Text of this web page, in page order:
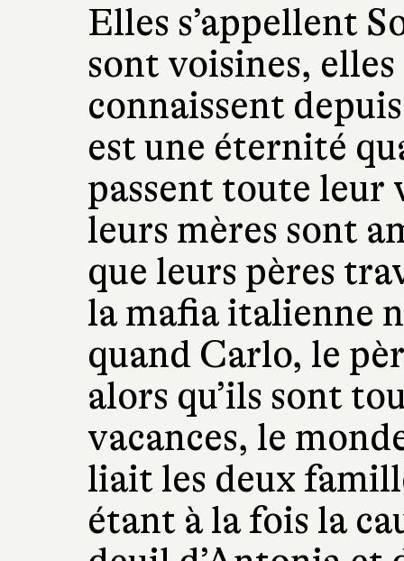
Elles s’appellent
sont voisines,
connaissent
est une éternité
passent toute leur
leurs mères sont
que leurs pères
la mafia italienne
quand Carlo, le
alors qu’ils sont
vacances, le
liait les deux
étant à la fois la